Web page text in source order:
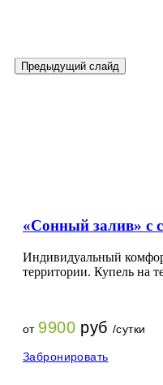
«Сонный залив» с
Индивидуальный
территории. Купель на
от 9900 руб/сутки
Забронировать
Предыдущий слайд